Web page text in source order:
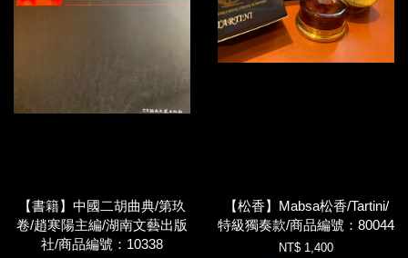
【書籍】中國二胡曲典/第玖
卷/趙寒陽主編/湖南文藝出版
社/商品編號：10338
【松香】Mabsa松香/Tartini/
特級獨奏款/商品編號：80044
NT$ 1,400